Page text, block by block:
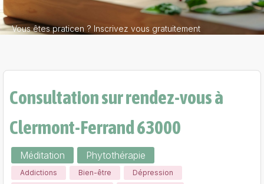
Vous êtes praticen ? Inscrivez vous gratuitement
Consultation sur rendez-vous à
Clermont-Ferrand 63000
Méditation Phytothérapie
Addictions Bien-être
Dépression